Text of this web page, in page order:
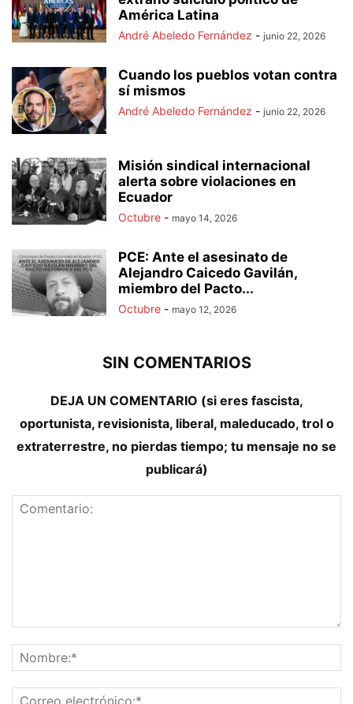
América Latina
André Abeledo Fernández - junio 22, 2026
Cuando los pueblos votan contra
sí mismos
André Abeledo Fernández - junio 22, 2026
Misión sindical internacional
alerta sobre violaciones en
Ecuador
Octubre - mayo 14, 2026
PCE: Ante el asesinato de
Alejandro Caicedo Gavilán,
miembro del Pacto...
Octubre - mayo 12, 2026
SIN COMENTARIOS
DEJA UN COMENTARIO (si eres fascista,
oportunista, revisionista, liberal, maleducado, trol o
extraterrestre, no pierdas tiempo; tu mensaje no se
publicará)